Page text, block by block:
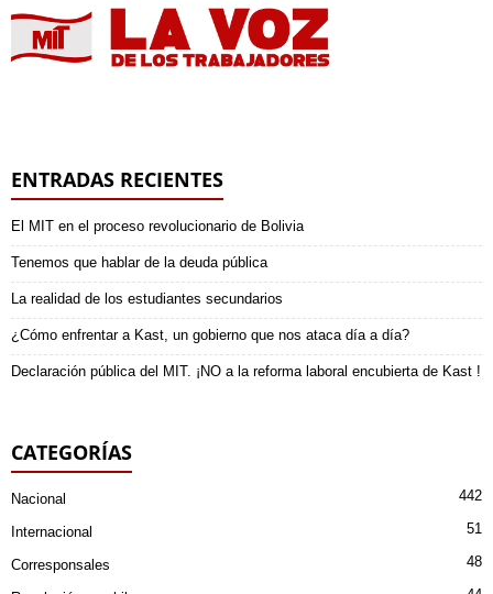
ENTRADAS RECIENTES
El MIT en el proceso revolucionario de Bolivia
Tenemos que hablar de la deuda pública
La realidad de los estudiantes secundarios
¿Cómo enfrentar a Kast, un gobierno que nos ataca día a día?
Declaración pública del MIT. ¡NO a la reforma laboral encubierta de Kast !
CATEGORÍAS
Nacional 442
Internacional 51
Corresponsales 48